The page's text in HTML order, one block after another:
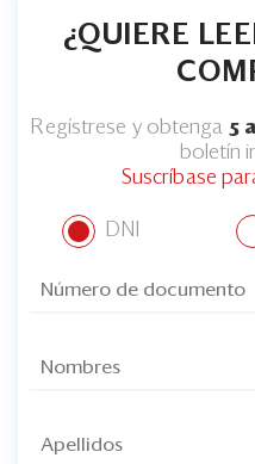
¿QUIERE
Regístrese y obtenga 5
boletín
Suscríbase
DNI